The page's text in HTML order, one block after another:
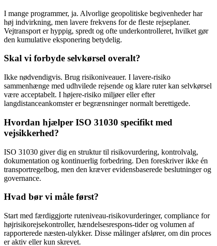
I mange programmer, ja. Alvorlige geopolitiske begivenheder har
høj indvirkning, men lavere frekvens for de fleste rejseplaner.
Vejtransport er hyppig, spredt og ofte underkontrolleret, hvilket gør
den kumulative eksponering betydelig.
Skal vi forbyde selvkørsel overalt?
Ikke nødvendigvis. Brug risikoniveauer. I lavere-risiko
sammenhænge med udhvilede rejsende og klare ruter kan selvkørsel
være acceptabelt. I højere-risiko miljøer eller efter
langdistanceankomster er begrænsninger normalt berettigede.
Hvordan hjælper ISO 31030 specifikt med
vejsikkerhed?
ISO 31030 giver dig en struktur til risikovurdering, kontrolvalg,
dokumentation og kontinuerlig forbedring. Den foreskriver ikke én
transportregelbog, men den kræver evidensbaserede beslutninger og
governance.
Hvad bør vi måle først?
Start med færdiggjorte ruteniveau-risikovurderinger, compliance for
højrisikorejsekontroller, hændelsesrespons-tider og volumen af
rapporterede næsten-ulykker. Disse målinger afslører, om din proces
er aktiv eller kun skrevet.